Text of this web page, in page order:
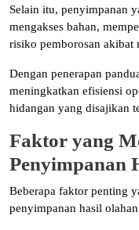
Selain itu, penyimpanan
mengakses bahan,
risiko pemborosan akibat
Dengan penerapan
meningkatkan efisiensi
hidangan yang disajikan
Faktor yang
Penyimpanan
Beberapa faktor penting
penyimpanan hasil